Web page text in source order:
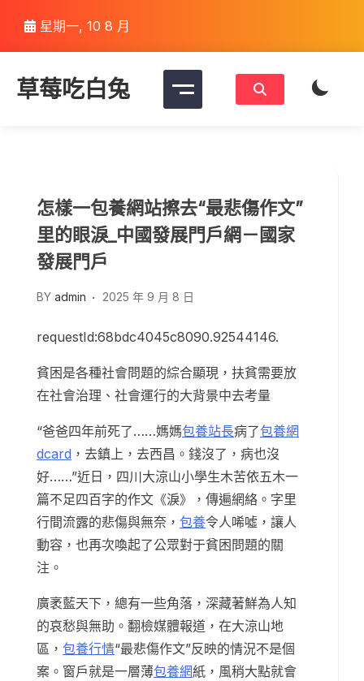
content
星期一, 10 8 月
草莓吃白兔
怎樣一包養網站擦去“最悲傷作文”
里的眼淚_中國發展門戶網－國家
發展門戶
BY admin 2025 年 9 月 8 日
requestId:68bdc4045c8090.92544146.
貧困是各種社會問題的綜合顯現，扶貧需要放
在社會治理、社會運行的大背景中去考量
“爸爸四年前死了……媽媽包養站長病了包養網
dcard ，去鎮上，去西昌。錢沒了，病也沒
好……”近日，四川大涼山小學生木苦依五木一
篇不足四百字的作文《淚》，傳遍網絡。字里
行間流露的悲傷與無奈， 包養令人唏噓，讓人
動容，也再次喚起了公眾對于貧困問題的關
注。
廣袤藍天下，總有一些角落，深藏著鮮為人知
的哀愁與無助。翻檢媒體報道，在大涼山地
區， 包養行情“最悲傷作文”反映的情況不是個
案。窗戶就是一層薄包養網紙，風稍大點就會